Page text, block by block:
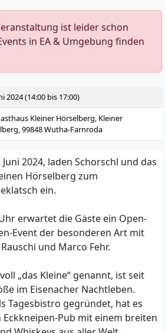
ist leider schon
in EA & Umgebung finden
2024 (14:00 bis 17:00)
Kleiner Hörselberg, Kleiner
99848 Wutha-Farnroda
2024, laden Schorschl und das
Hörselberg zum
ein.
erwartet die Gäste ein Open-
Event der besonderen Art mit
und Marco Fehr.
„das Kleine“ genannt, ist seit
im Eisenacher Nachtleben.
Tagesbistro gegründet, hat es
Pub mit einem breiten